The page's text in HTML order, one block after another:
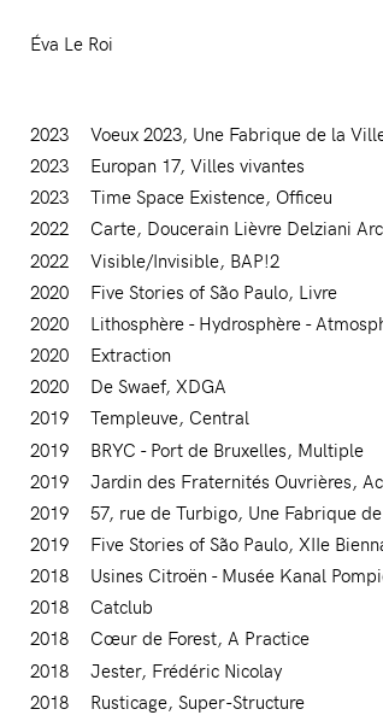
Éva Le Roi
2023 Voeux 2023 Une Fabrique de la
2023
Europan 17 Villes vivantes
2023
Time Space Existence Officeu
2022
Carte Doucerain Lièvre Delziani
2022
Visible/Invisible BAP!2
2020
Five Stories of São Paulo Livre
2020
Lithosphère - Hydrosphère -
2020
Extraction
2020
De Swaef XDGA
2019
Templeuve Central
2019
BRYC - Port de Bruxelles Multiple
2019
Jardin des Fraternités Ouvrières
2019
57, rue de Turbigo Une Fabrique
2019
Five Stories of São Paulo XIIe
2018
Usines Citroën - Musée Kanal
2018
Catclub
2018
Cœur de Forest A Practice
2018
Jester Frédéric Nicolay
2018
Rusticage Super-Structure